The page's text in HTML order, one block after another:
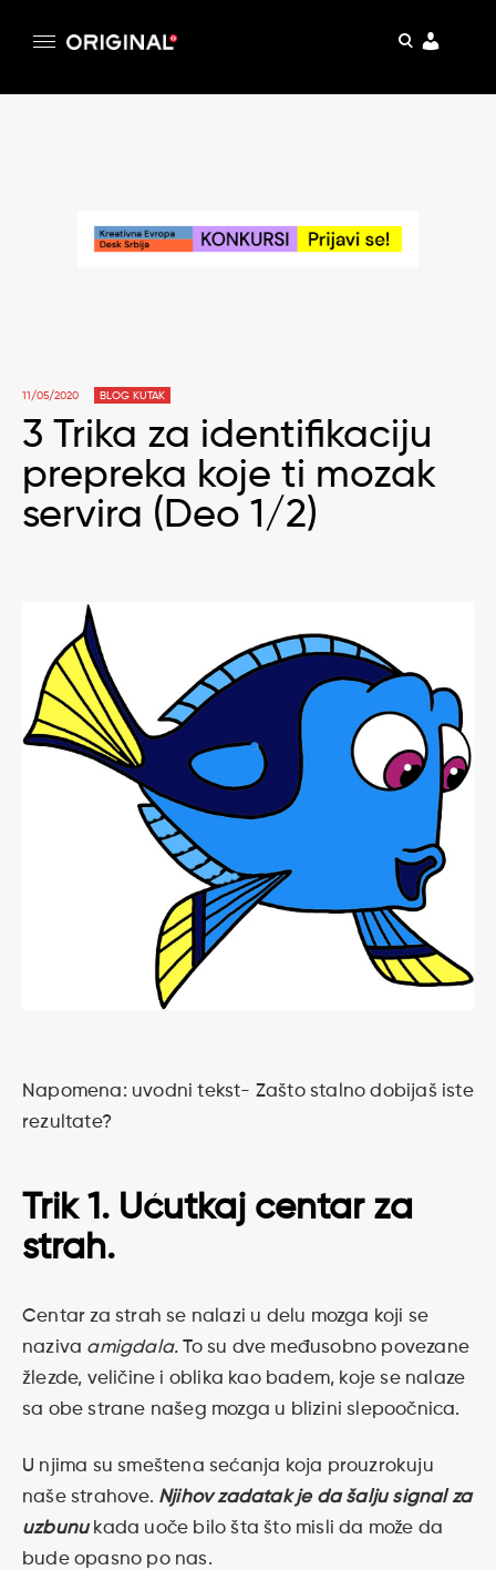
pretraga
11/05/2020 BLOG KUTAK
3 Trika za identifikaciju
prepreka koje ti mozak
servira (Deo 1/2)
Napomena: uvodni tekst- Zašto stalno dobijaš iste
rezultate?
Trik 1. Ućutkaj centar za
strah.
Centar za strah se nalazi u delu mozga koji se
naziva amigdala. To su dve međusobno povezane
žlezde, veličine i oblika kao badem, koje se nalaze
sa obe strane našeg mozga u blizini slepoočnica.
U njima su smeštena sećanja koja prouzrokuju
naše strahove. Njihov zadatak je da šalju signal za
uzbunukada uoče bilo šta što misli da može da
bude opasno po nas.